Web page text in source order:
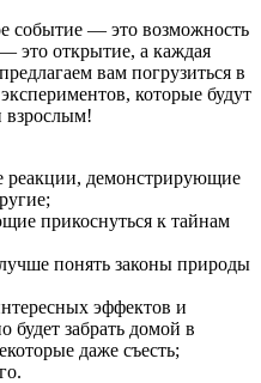
событие — это возможность
это открытие, а каждая
вам погрузиться в
которые будут
взрослым!
демонстрирующие
прикоснуться к тайнам
понять законы природы
эффектов и
забрать домой в
даже съесть;